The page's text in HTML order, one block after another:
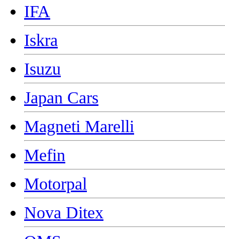
IFA
Iskra
Isuzu
Japan Cars
Magneti Marelli
Mefin
Motorpal
Nova Ditex